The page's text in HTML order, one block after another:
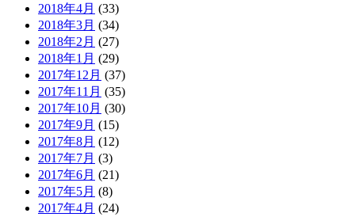
2018年4月 (33)
2018年3月 (34)
2018年2月 (27)
2018年1月 (29)
2017年12月 (37)
2017年11月 (35)
2017年10月 (30)
2017年9月 (15)
2017年8月 (12)
2017年7月 (3)
2017年6月 (21)
2017年5月 (8)
2017年4月 (24)